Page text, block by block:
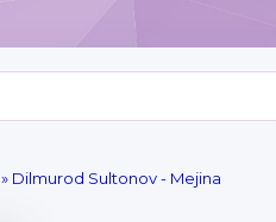
» Dilmurod Sultonov - Mejina